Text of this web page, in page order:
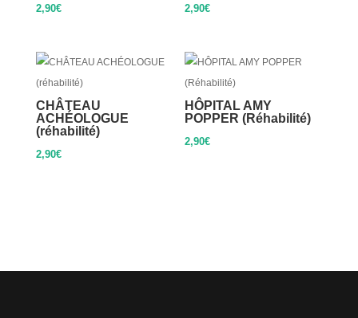
2,90€ 2,90€
CHÂTEAU
ACHÉOLOGUE
(réhabilité)
2,90€
HÔPITAL AMY
POPPER (Réhabilité)
2,90€